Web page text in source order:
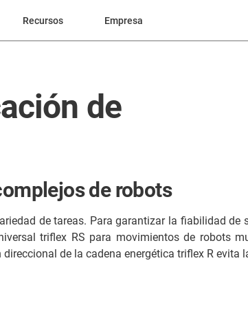
Recursos Empresa
de
de robots
de tareas. Para garantizar la fiabilidad de
triflex RS para movimientos de robots
de la cadena energética triflex R evita